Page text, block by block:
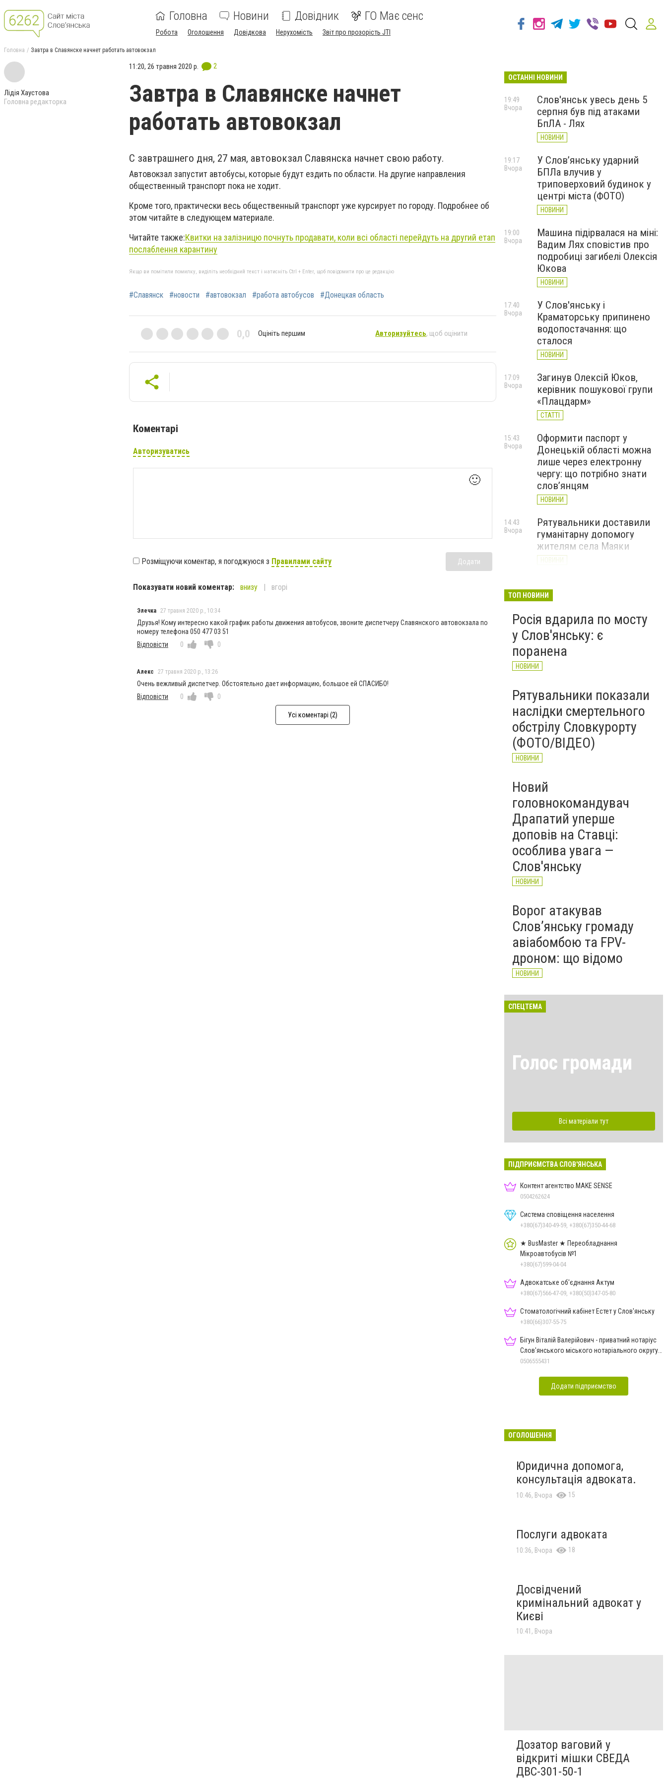
Головна Новини Довідник ГО Має сенс
Робота Оголошення Довідкова Нерухомість Звіт про прозорість JTI
Головна Завтра в Славянске начнет работать автовокзал
Лідія Хаустова
Головна редакторка
11:20, 26 травня 2020 р. 2
Завтра в Славянске начнет
работать автовокзал
С завтрашнего дня, 27 мая, автовокзал Славянска начнет свою работу.
Автовокзал запустит автобусы, которые будут ездить по области. На другие направления
общественный транспорт пока не ходит.
Кроме того, практически весь общественный транспорт уже курсирует по городу. Подробнее об
этом читайте в следующем материале.
Читайте также:Квитки на залізницю почнуть продавати, коли всі області перейдуть на другий етап
послаблення карантину
Якщо ви помітили помилку, виділіть необхідний текст і натисніть Ctrl + Enter, щоб повідомити про це редакцію
#Славянск #новости #автовокзал #работа автобусов #Донецкая область
0,0 Оцініть першим Авторизуйтесь, щоб оцінити
Коментарі
Авторизуватись
🙂
Розміщуючи коментар, я погоджуюся з Правилами сайту Додати
Показувати новий коментар: внизу вгорі
Элечка 27 травня 2020 р., 10:34
Друзья! Кому интересно какой график работы движения автобусов, звоните диспетчеру Славянского автовокзала по
номеру телефона 050 477 03 51
Відповісти
0 0
Алекс 27 травня 2020 р., 13:26
Очень вежливый диспетчер. Обстоятельно дает информацию, большое ей СПАСИБО!
Відповісти
0 0
Усі коментарі (2)
ОСТАННІ НОВИНИ
Слов'янськ увесь день 5
серпня був під атаками
БпЛА - Лях
НОВИНИ
19:49
Вчора
У Слов’янську ударний
БПЛа влучив у
триповерховий будинок у
центрі міста (ФОТО)
НОВИНИ
19:17
Вчора
Машина підірвалася на міні:
Вадим Лях сповістив про
подробиці загибелі Олексія
Юкова
НОВИНИ
19:00
Вчора
У Слов'янську і
Краматорську припинено
водопостачання: що
сталося
НОВИНИ
17:40
Вчора
Загинув Олексій Юков,
керівник пошукової групи
«Плацдарм»
СТАТТІ
17:09
Вчора
Оформити паспорт у
Донецькій області можна
лише через електронну
чергу: що потрібно знати
слов’янцям
НОВИНИ
15:43
Вчора
Рятувальники доставили
гуманітарну допомогу
жителям села Маяки
НОВИНИ
14:43
Вчора
онлайн-акція до Дня молоді
Вчора
ТОП НОВИНИ
Росія вдарила по мосту
у Слов'янську: є
поранена
НОВИНИ
Рятувальники показали
наслідки смертельного
обстрілу Словкурорту
(ФОТО/ВІДЕО)
НОВИНИ
Новий
головнокомандувач
Драпатий уперше
доповів на Ставці:
особлива увага —
Слов'янську
НОВИНИ
Ворог атакував
Слов’янську громаду
авіабомбою та FPV-
дроном: що відомо
НОВИНИ
СПЕЦТЕМА
Голос громади
Всі матеріали тут
ПІДПРИЄМСТВА СЛОВ'ЯНСЬКА
Контент агентство MAKE SENSE
0504262624
Система сповіщення населення
+380(67)340-49-59, +380(67)350-44-68
★ BusMaster ★ Переобладнання
Мікроавтобусів №1
+380(67)599-04-04
Адвокатське об'єднання Актум
+380(67)566-47-09, +380(50)347-05-80
Стоматологічний кабінет Естет у Слов'янську
+380(66)307-55-75
Бігун Віталій Валерійович - приватний нотаріус
Слов'янського міського нотаріального округу
Дон.обл.
0506555431
Додати підприємство
ОГОЛОШЕННЯ
Юридична допомога,
консультація адвоката.
10:46, Вчора 15
Послуги адвоката
10:36, Вчора 18
Досвідчений
кримінальний адвокат у
Києві
10:41, Вчора
Дозатор ваговий у
відкриті мішки СВЕДА
ДВС-301-50-1